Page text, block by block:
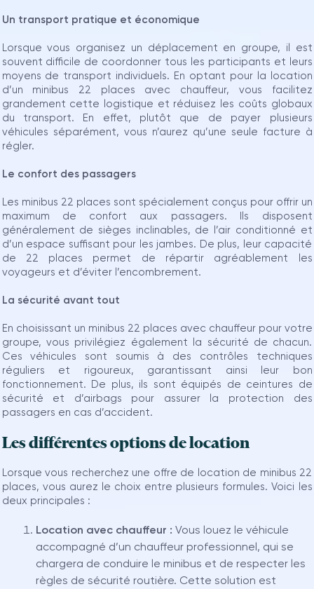
Un transport pratique et économique
Lorsque vous organisez un déplacement en groupe, il est
souvent difficile de coordonner tous les participants et leurs
moyens de transport individuels. En optant pour la location
d’un minibus 22 places avec chauffeur, vous facilitez
grandement cette logistique et réduisez les coûts globaux
du transport. En effet, plutôt que de payer plusieurs
véhicules séparément, vous n’aurez qu’une seule facture à
régler.
Le confort des passagers
Les minibus 22 places sont spécialement conçus pour offrir un
maximum de confort aux passagers. Ils disposent
généralement de sièges inclinables, de l’air conditionné et
d’un espace suffisant pour les jambes. De plus, leur capacité
de 22 places permet de répartir agréablement les
voyageurs et d’éviter l’encombrement.
La sécurité avant tout
En choisissant un minibus 22 places avec chauffeur pour votre
groupe, vous privilégiez également la sécurité de chacun.
Ces véhicules sont soumis à des contrôles techniques
réguliers et rigoureux, garantissant ainsi leur bon
fonctionnement. De plus, ils sont équipés de ceintures de
sécurité et d’airbags pour assurer la protection des
passagers en cas d’accident.
Les différentes options de location
Lorsque vous recherchez une offre de location de minibus 22
places, vous aurez le choix entre plusieurs formules. Voici les
deux principales :
Location avec chauffeur : Vous louez le véhicule
accompagné d’un chauffeur professionnel, qui se
chargera de conduire le minibus et de respecter les
règles de sécurité routière. Cette solution est